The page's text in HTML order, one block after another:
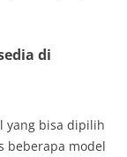
di
yang bisa dipilih
beberapa model